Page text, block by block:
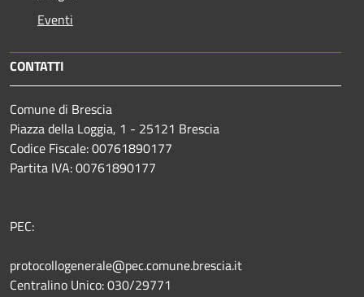
Eventi
CONTATTI
Comune di Brescia
Piazza della Loggia, 1 - 25121 Brescia
Codice Fiscale: 00761890177
Partita IVA: 00761890177
PEC:
protocollogenerale@pec.comune.brescia.it
Centralino Unico: 030/29771